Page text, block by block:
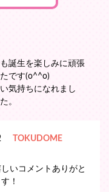
誕生を楽しみに頑張
です(o^^o)
気持ちになれまし
。
TOKUDOME
いコメントありがと
！